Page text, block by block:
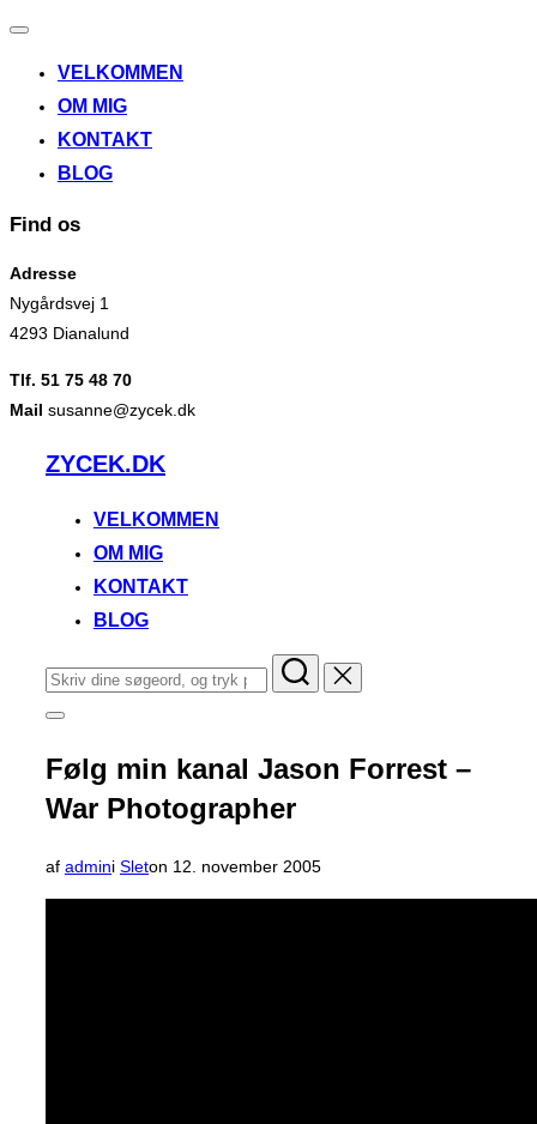
Slå
til/fra
VELKOMMEN
OM MIG
KONTAKT
BLOG
Find os
Adresse
Nygårdsvej 1
4293 Dianalund
Tlf. 51 75 48 70
Mail susanne@zycek.dk
VidereZYCEK.DK
VELKOMMEN
OM MIG
KONTAKT
BLOG
Søg
efter:
Slå
i
sidekolonne
til/fra
Følg min kanal Jason Forrest –
War Photographer
af admini Sleton Udgivet
d.
12. november 2005